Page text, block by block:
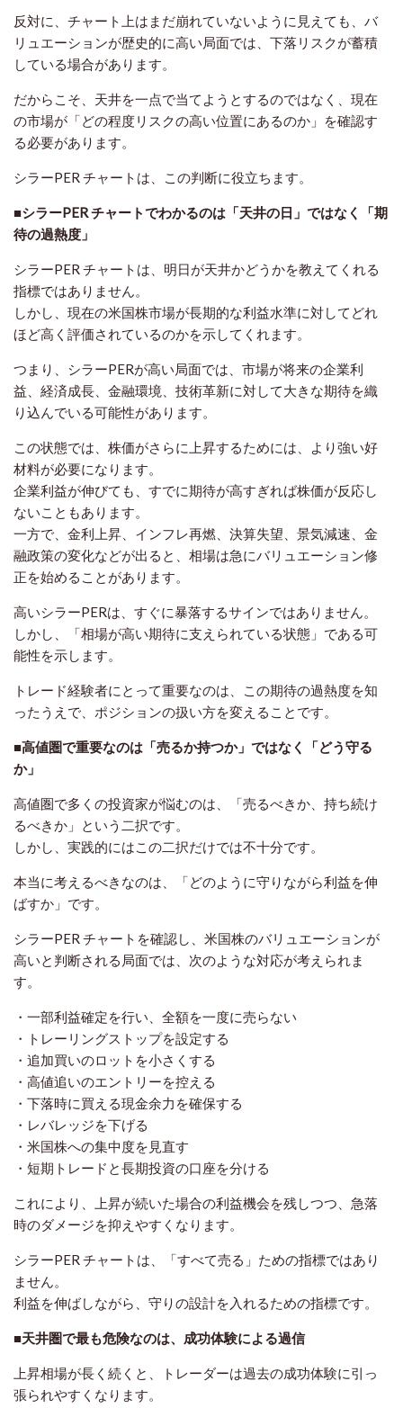
反対に、チャート上はまだ崩れていないように見えても、バ
リュエーションが歴史的に高い局面では、下落リスクが蓄積
している場合があります。
だからこそ、天井を一点で当てようとするのではなく、現在
の市場が「どの程度リスクの高い位置にあるのか」を確認す
る必要があります。
シラーPER チャートは、この判断に役立ちます。
■シラーPER チャートでわかるのは「天井の日」ではなく「期
待の過熱度」
シラーPER チャートは、明日が天井かどうかを教えてくれる
指標ではありません。
しかし、現在の米国株市場が長期的な利益水準に対してどれ
ほど高く評価されているのかを示してくれます。
つまり、シラーPERが高い局面では、市場が将来の企業利
益、経済成長、金融環境、技術革新に対して大きな期待を織
り込んでいる可能性があります。
この状態では、株価がさらに上昇するためには、より強い好
材料が必要になります。
企業利益が伸びても、すでに期待が高すぎれば株価が反応し
ないこともあります。
一方で、金利上昇、インフレ再燃、決算失望、景気減速、金
融政策の変化などが出ると、相場は急にバリュエーション修
正を始めることがあります。
高いシラーPERは、すぐに暴落するサインではありません。
しかし、「相場が高い期待に支えられている状態」である可
能性を示します。
トレード経験者にとって重要なのは、この期待の過熱度を知
ったうえで、ポジションの扱い方を変えることです。
■高値圏で重要なのは「売るか持つか」ではなく「どう守る
か」
高値圏で多くの投資家が悩むのは、「売るべきか、持ち続け
るべきか」という二択です。
しかし、実践的にはこの二択だけでは不十分です。
本当に考えるべきなのは、「どのように守りながら利益を伸
ばすか」です。
シラーPER チャートを確認し、米国株のバリュエーションが
高いと判断される局面では、次のような対応が考えられま
す。
・一部利益確定を行い、全額を一度に売らない
・トレーリングストップを設定する
・追加買いのロットを小さくする
・高値追いのエントリーを控える
・下落時に買える現金余力を確保する
・レバレッジを下げる
・米国株への集中度を見直す
・短期トレードと長期投資の口座を分ける
これにより、上昇が続いた場合の利益機会を残しつつ、急落
時のダメージを抑えやすくなります。
シラーPER チャートは、「すべて売る」ための指標ではあり
ません。
利益を伸ばしながら、守りの設計を入れるための指標です。
■天井圏で最も危険なのは、成功体験による過信
上昇相場が長く続くと、トレーダーは過去の成功体験に引っ
張られやすくなります。